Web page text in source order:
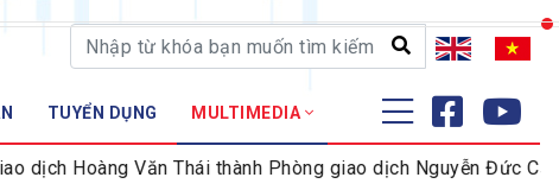
TUYỂN DỤNG MULTIMEDIA
Hoàng Văn Thái thành Phòng giao dịch Nguyễn Đức Cảnh